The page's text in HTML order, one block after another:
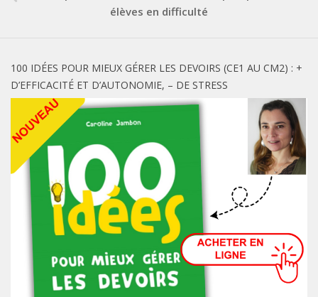
élèves en difficulté
100 IDÉES POUR MIEUX GÉRER LES DEVOIRS (CE1 AU CM2) : +
D’EFFICACITÉ ET D’AUTONOMIE, – DE STRESS